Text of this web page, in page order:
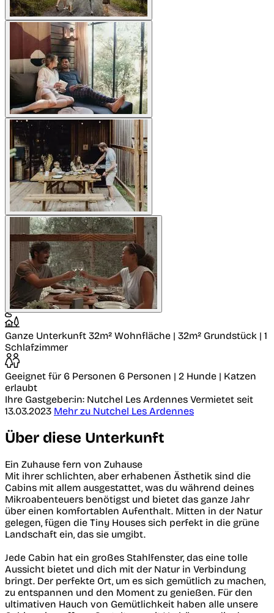
Ganze Unterkunft 32m² Wohnfläche | 32m² Grundstück | 1
Schlafzimmer
Geeignet für 6 Personen 6 Personen | 2 Hunde | Katzen
erlaubt
Ihre Gastgeber:in: Nutchel Les Ardennes Vermietet seit
13.03.2023 Mehr zu Nutchel Les Ardennes
Über diese Unterkunft
Ein Zuhause fern von Zuhause
Mit ihrer schlichten, aber erhabenen Ästhetik sind die
Cabins mit allem ausgestattet, was du während deines
Mikroabenteuers benötigst und bietet das ganze Jahr
über einen komfortablen Aufenthalt. Mitten in der Natur
gelegen, fügen die Tiny Houses sich perfekt in die grüne
Landschaft ein, das sie umgibt.
Jede Cabin hat ein großes Stahlfenster, das eine tolle
Aussicht bietet und dich mit der Natur in Verbindung
bringt. Der perfekte Ort, um es sich gemütlich zu machen,
zu entspannen und den Moment zu genießen. Für den
ultimativen Hauch von Gemütlichkeit haben alle unsere